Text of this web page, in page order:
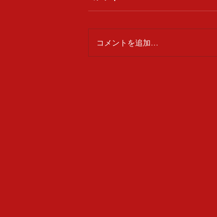
いわき紫蘭乃会
コメントを追加…